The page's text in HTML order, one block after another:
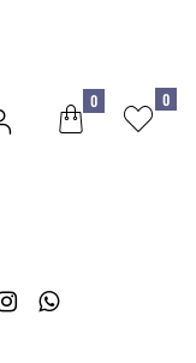
0 0